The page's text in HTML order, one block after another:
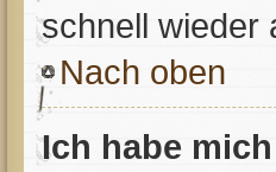
schnell wieder
Nach oben
Ich habe